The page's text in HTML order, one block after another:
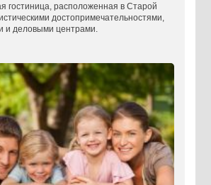
гостиница, расположенная в Старой
достопримечательностями,
и деловыми центрами.